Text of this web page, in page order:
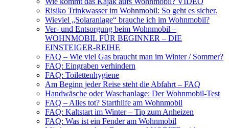
Risiko Trinkwasser im Wohnmobil: So geht es sicher.
Wieviel „Solaranlage“ brauche ich im Wohnmobil?
Ver- und Entsorgung beim Wohnmobil –
WOHNMOBIL FÜR BEGINNER – DIE
EINSTEIGER-REIHE
FAQ – Wie viel Gas braucht man im Winter / Sommer?
FAQ: Eingraben verhindern
FAQ: Toilettenhygiene
Am Beginn jeder Reise steht die Abfahrt – FAQ
Handwäsche oder Waschanlage: Der Wohnmobil-Test
FAQ – Alles tot? Starthilfe am Wohnmobil
FAQ: Kaltstart im Winter – Tip zum Anheizen
FAQ: Was ist ein Fender am Wohnmobil